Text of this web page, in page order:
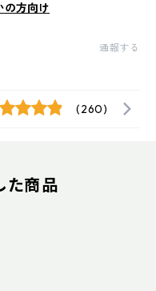
の方向け
通報する
(260)
た商品